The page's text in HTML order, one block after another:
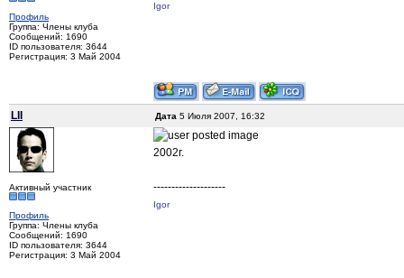
Профиль
Группа: Члены клуба
Сообщений: 1690
ID пользователя: 3644
Регистрация: 3 Май 2004
Igor
LII Дата 5 Июля 2007, 16:32
Активный участник
Профиль
Группа: Члены клуба
Сообщений: 1690
ID пользователя: 3644
Регистрация: 3 Май 2004
2002г.
--------------------
Igor